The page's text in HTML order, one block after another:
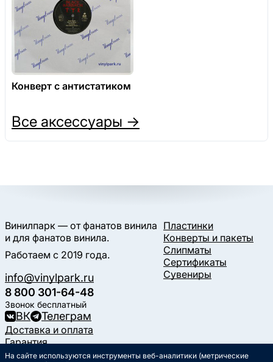
Конверт с антистатиком
Все аксессуары →
Винилпарк — от фанатов винила
и для фанатов винила.
Работаем с 2019 года.
info@vinylpark.ru
8 800 301-64-48
Звонок бесплатный
ВК Телеграм
Пластинки
Конверты и пакеты
Слипматы
Сертификаты
Сувениры
Доставка и оплата
Гарантия
Контакты
На сайте используются инструменты веб-аналитики (метрические